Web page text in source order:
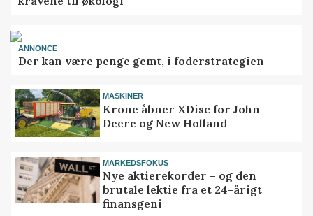
ANNONCE
Der kan være penge gemt, i foderstrategien
MASKINER
Krone åbner XDisc for John
Deere og New Holland
MARKEDSFOKUS
Nye aktierekorder – og den
brutale lektie fra et 24-årigt
finansgeni